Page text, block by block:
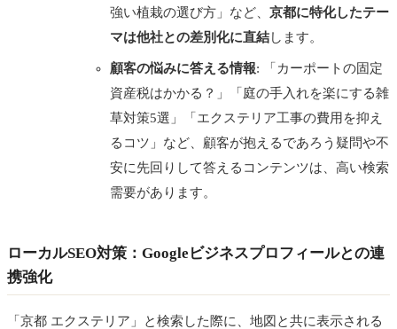
強い植栽の選び方」など、 京都に特化したテー
マは他社との差別化に直結します。
顧客の悩みに答える情報: 「カーポートの固定
資産税はかかる？」「庭の手入れを楽にする雑
草対策5選」「エクステリア工事の費用を抑え
るコツ」など、顧客が抱えるであろう疑問や不
安に先回りして答えるコンテンツは、高い検索
需要があります。
ローカルSEO対策：Googleビジネスプロフィールとの連
携強化
「京都 エクステリア」と検索した際に、地図と共に表示される